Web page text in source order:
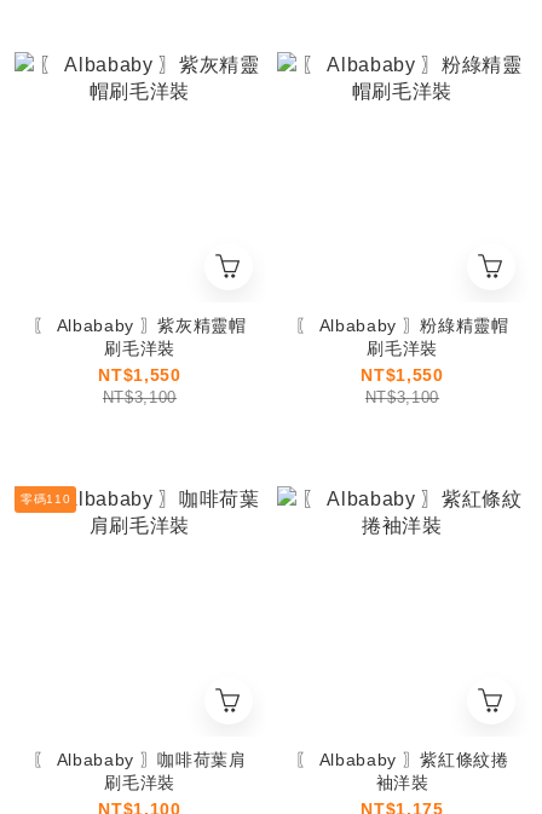
〖 Albababy 〗紫灰精靈帽
刷毛洋裝
NT$1,550
NT$3,100
〖 Albababy 〗粉綠精靈帽
刷毛洋裝
NT$1,550
NT$3,100
零碼110
〖 Albababy 〗咖啡荷葉肩
刷毛洋裝
NT$1,100
〖 Albababy 〗紫紅條紋捲
袖洋裝
NT$1,175